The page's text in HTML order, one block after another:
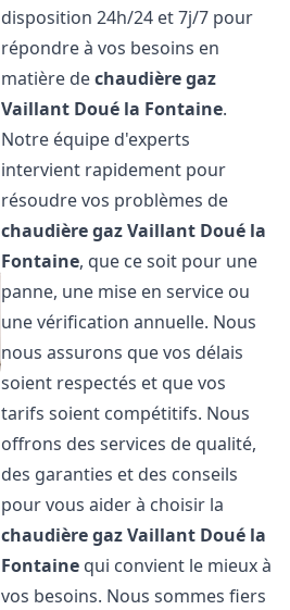
disposition 24h/24 et 7j/7 pour
répondre à vos besoins en
matière dechaudière gaz
Vaillant Doué la Fontaine.
Notre équipe d'experts
intervient rapidement pour
résoudre vos problèmes de
chaudière gaz Vaillant Doué la
Fontaine, que ce soit pour une
panne, une mise en service ou
une vérification annuelle. Nous
nous assurons que vos délais
soient respectés et que vos
tarifs soient compétitifs. Nous
offrons des services de qualité,
des garanties et des conseils
pour vous aider à choisir la
chaudière gaz Vaillant Doué la
Fontaine qui convient le mieux à
vos besoins. Nous sommes fiers